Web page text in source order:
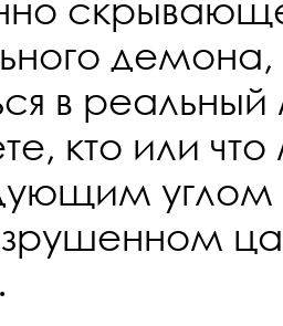
демона,
в
кто или
углом